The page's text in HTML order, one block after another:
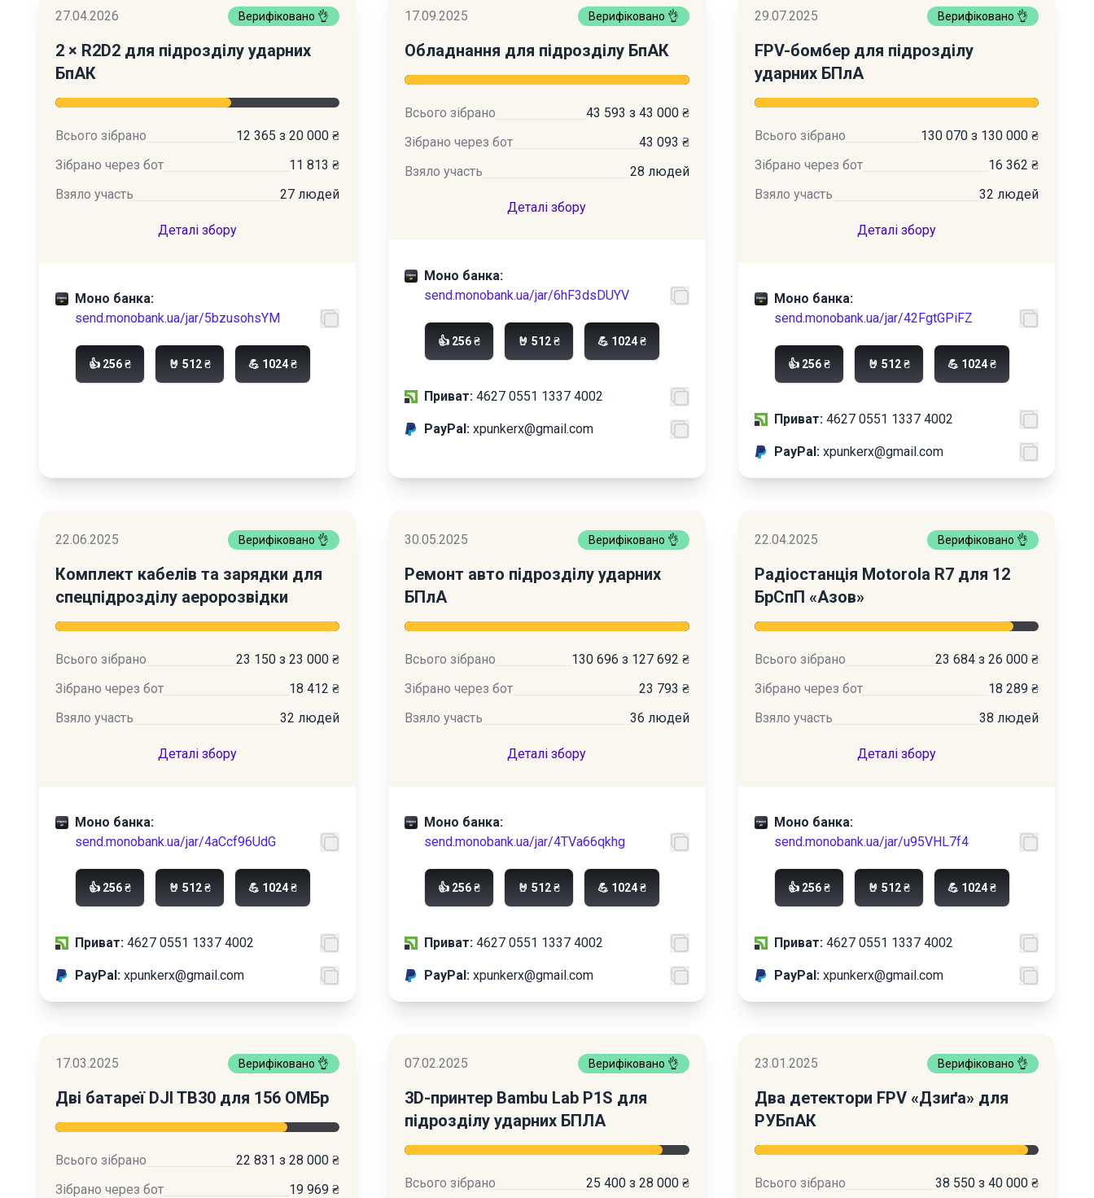
27.04.2026 Верифіковано 👌
2 × R2D2 для підрозділу ударних
БпАК
Всього зібрано
12 365 з 20 000 ₴
Зібрано через бот
11 813 ₴
Взяло участь
27 людей
Деталі збору
Моно банка:
send.monobank.ua/jar/5bzusohsYM
👍 256 ₴ 🤘 512 ₴ 💪 1024 ₴
17.09.2025 Верифіковано 👌
Обладнання для підрозділу БпАК
Всього зібрано
43 593 з 43 000 ₴
Зібрано через бот
43 093 ₴
Взяло участь
28 людей
Деталі збору
Моно банка:
send.monobank.ua/jar/6hF3dsDUYV
👍 256 ₴ 🤘 512 ₴ 💪 1024 ₴
Приват: 4627 0551 1337 4002
PayPal: xpunkerx@gmail.com
29.07.2025 Верифіковано 👌
FPV-бомбер для підрозділу
ударних БПлА
Всього зібрано
130 070 з 130 000 ₴
Зібрано через бот
16 362 ₴
Взяло участь
32 людей
Деталі збору
Моно банка:
send.monobank.ua/jar/42FgtGPiFZ
👍 256 ₴ 🤘 512 ₴ 💪 1024 ₴
Приват: 4627 0551 1337 4002
PayPal: xpunkerx@gmail.com
22.06.2025 Верифіковано 👌
Комплект кабелів та зарядки для
спецпідрозділу аеророзвідки
Всього зібрано
23 150 з 23 000 ₴
Зібрано через бот
18 412 ₴
Взяло участь
32 людей
Деталі збору
Моно банка:
send.monobank.ua/jar/4aCcf96UdG
👍 256 ₴ 🤘 512 ₴ 💪 1024 ₴
Приват: 4627 0551 1337 4002
PayPal: xpunkerx@gmail.com
30.05.2025 Верифіковано 👌
Ремонт авто підрозділу ударних
БПлА
Всього зібрано
130 696 з 127 692 ₴
Зібрано через бот
23 793 ₴
Взяло участь
36 людей
Деталі збору
Моно банка:
send.monobank.ua/jar/4TVa66qkhg
👍 256 ₴ 🤘 512 ₴ 💪 1024 ₴
Приват: 4627 0551 1337 4002
PayPal: xpunkerx@gmail.com
22.04.2025 Верифіковано 👌
Радіостанція Motorola R7 для 12
БрСпП «Азов»
Всього зібрано
23 684 з 26 000 ₴
Зібрано через бот
18 289 ₴
Взяло участь
38 людей
Деталі збору
Моно банка:
send.monobank.ua/jar/u95VHL7f4
👍 256 ₴ 🤘 512 ₴ 💪 1024 ₴
Приват: 4627 0551 1337 4002
PayPal: xpunkerx@gmail.com
17.03.2025 Верифіковано 👌
Дві батареї DJI TB30 для 156 ОМБр
Всього зібрано
22 831 з 28 000 ₴
Зібрано через бот
19 969 ₴
07.02.2025 Верифіковано 👌
3D-принтер Bambu Lab P1S для
підрозділу ударних БПЛА
Всього зібрано
25 400 з 28 000 ₴
23.01.2025 Верифіковано 👌
Два детектори FPV «Дзиґа» для
РУБпАК
Всього зібрано
38 550 з 40 000 ₴